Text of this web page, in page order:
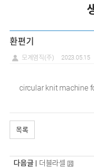
환편기
모계염직(주) 2023.05.15
circular knit machine
목록
다음글 | 더블라셀